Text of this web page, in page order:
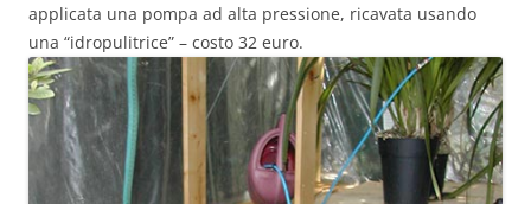
applicata una pompa ad alta pressione, ricavata usando
una “idropulitrice” – costo 32 euro.